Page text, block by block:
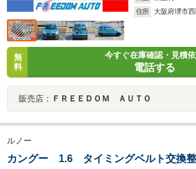
住所
大阪府堺市西
無
料
今すぐ在庫確認・見積
電話する
販売店： ＦＲＥＥＤＯＭ ＡＵＴＯ
ルノー
カングー 1.6 タイミングベルト交換